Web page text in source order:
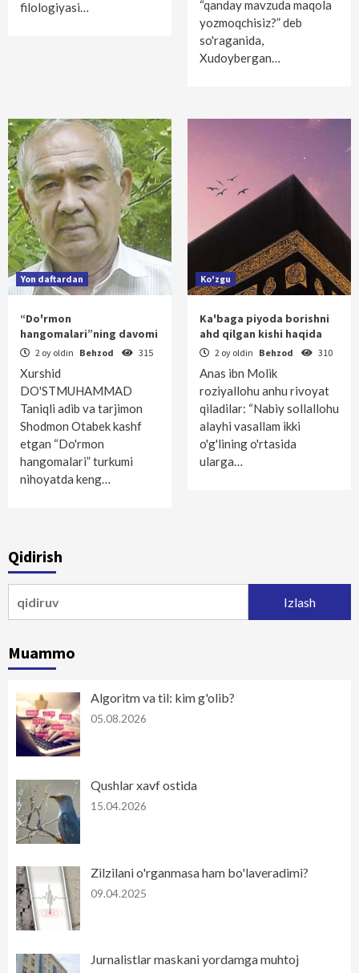
filologiyasi…
“qanday mavzuda maqola
yozmoqchisiz?” deb
so'raganida,
Xudoybergan…
Yon daftardan
“Do'rmon
hangomalari”ning davomi
2 oy oldin Behzod 315
Xurshid
DO'STMUHAMMAD
Taniqli adib va tarjimon
Shodmon Otabek kashf
etgan “Do'rmon
hangomalari” turkumi
nihoyatda keng…
Ko'zgu
Ka'baga piyoda borishni
ahd qilgan kishi haqida
2 oy oldin Behzod 310
Anas ibn Molik
roziyallohu anhu rivoyat
qiladilar: “Nabiy sollallohu
alayhi vasallam ikki
o'g'lining o'rtasida
ularga…
Qidirish
Muammo
Algoritm va til: kim g'olib?
05.08.2026
Qushlar xavf ostida
15.04.2026
Zilzilani o'rganmasa ham bo'laveradimi?
09.04.2025
Jurnalistlar maskani yordamga muhtoj